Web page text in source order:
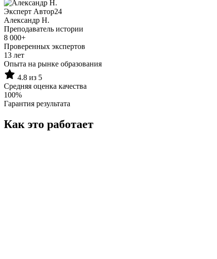
Эксперт Автор24
Александр Н.
Преподаватель истории
8 000+
Проверенных экспертов
13 лет
Опыта на рынке образования
4.8 из 5
Средняя оценка качества
100%
Гарантия результата
Как это работает